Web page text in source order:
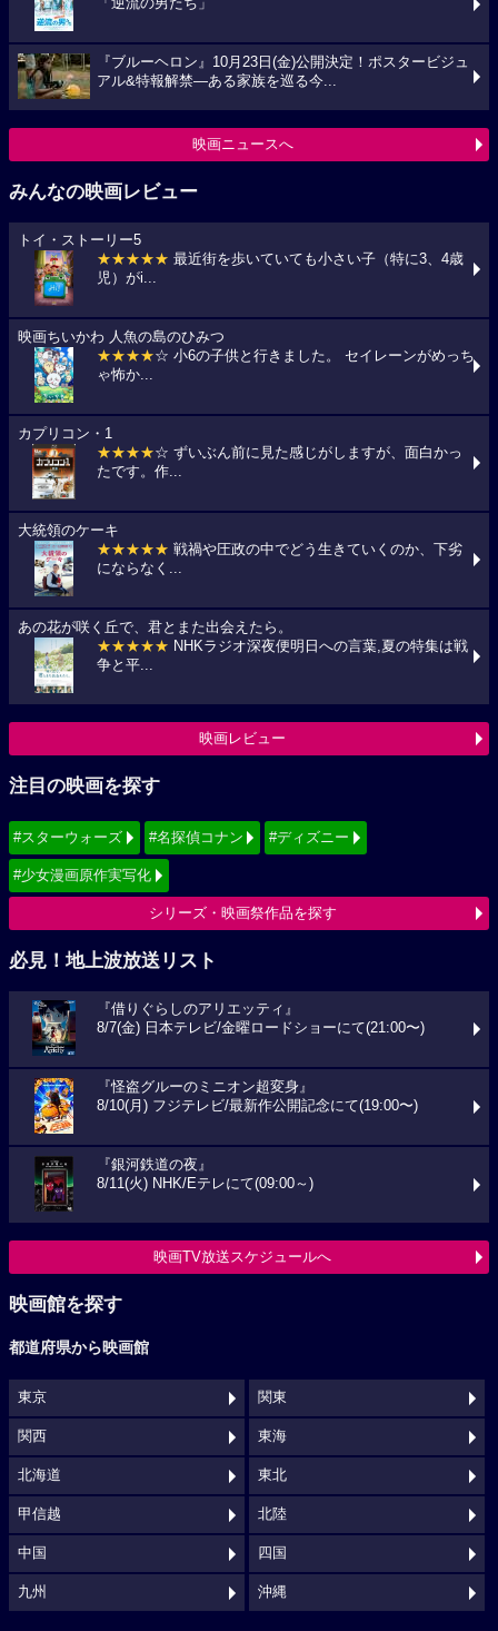
『ブルーヘロン』10月23日(金)公開決定！ポスタービジュ
アル&特報解禁―ある家族を巡る今...
映画ニュースへ
みんなの映画レビュー
トイ・ストーリー5
★★★★★ 最近街を歩いていても小さい子（特に3、4歳
児）がi...
映画ちいかわ 人魚の島のひみつ
★★★★☆ 小6の子供と行きました。 セイレーンがめっち
ゃ怖か...
カプリコン・1
★★★★☆ ずいぶん前に見た感じがしますが、面白かっ
たです。作...
大統領のケーキ
★★★★★ 戦禍や圧政の中でどう生きていくのか、下劣
にならなく...
あの花が咲く丘で、君とまた出会えたら。
★★★★★ NHKラジオ深夜便明日への言葉,夏の特集は戦
争と平...
映画レビュー
注目の映画を探す
#スターウォーズ #名探偵コナン #ディズニー
#少女漫画原作実写化
シリーズ・映画祭作品を探す
必見！地上波放送リスト
『借りぐらしのアリエッティ』
8/7(金) 日本テレビ/金曜ロードショーにて(21:00〜)
『怪盗グルーのミニオン超変身』
8/10(月) フジテレビ/最新作公開記念にて(19:00〜)
『銀河鉄道の夜』
8/11(火) NHK/Eテレにて(09:00～)
映画TV放送スケジュールへ
映画館を探す
都道府県から映画館
東京 関東
関西 東海
北海道 東北
甲信越 北陸
中国 四国
九州 沖縄